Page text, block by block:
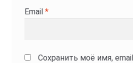
Email *
Сохранить моё имя,